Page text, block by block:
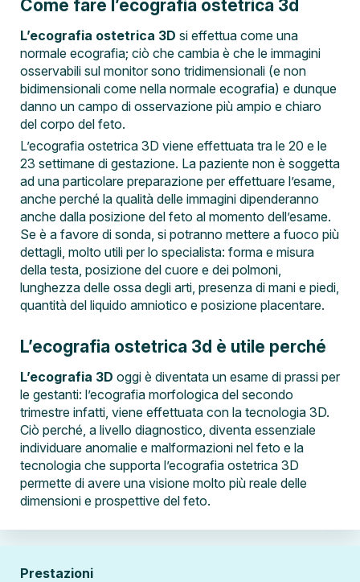
Come fare l’ecografia ostetrica 3d
L’ecografia ostetrica 3D si effettua come una
normale ecografia; ciò che cambia è che le immagini
osservabili sul monitor sono tridimensionali (e non
bidimensionali come nella normale ecografia) e dunque
danno un campo di osservazione più ampio e chiaro
del corpo del feto.
L’ecografia ostetrica 3D viene effettuata tra le 20 e le
23 settimane di gestazione. La paziente non è soggetta
ad una particolare preparazione per effettuare l’esame,
anche perché la qualità delle immagini dipenderanno
anche dalla posizione del feto al momento dell’esame.
Se è a favore di sonda, si potranno mettere a fuoco più
dettagli, molto utili per lo specialista: forma e misura
della testa, posizione del cuore e dei polmoni,
lunghezza delle ossa degli arti, presenza di mani e piedi,
quantità del liquido amniotico e posizione placentare.
L’ecografia ostetrica 3d è utile perché
L’ecografia 3D oggi è diventata un esame di prassi per
le gestanti: l’ecografia morfologica del secondo
trimestre infatti, viene effettuata con la tecnologia 3D.
Ciò perché, a livello diagnostico, diventa essenziale
individuare anomalie e malformazioni nel feto e la
tecnologia che supporta l’ecografia ostetrica 3D
permette di avere una visione molto più reale delle
dimensioni e prospettive del feto.
Prestazioni